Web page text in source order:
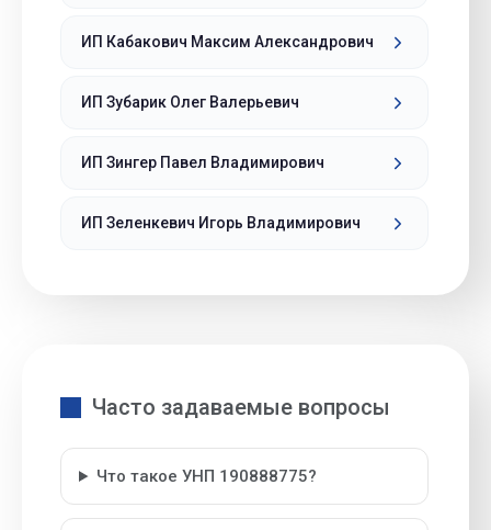
ИП Кабакович Максим Александрович
ИП Зубарик Олег Валерьевич
ИП Зингер Павел Владимирович
ИП Зеленкевич Игорь Владимирович
Часто задаваемые вопросы
Что такое УНП 190888775?